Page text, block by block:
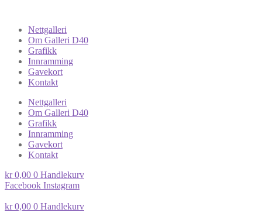
Nettgalleri
Om Galleri D40
Grafikk
Innramming
Gavekort
Kontakt
Nettgalleri
Om Galleri D40
Grafikk
Innramming
Gavekort
Kontakt
kr0,00 0 Handlekurv
Facebook Instagram
kr0,00 0 Handlekurv